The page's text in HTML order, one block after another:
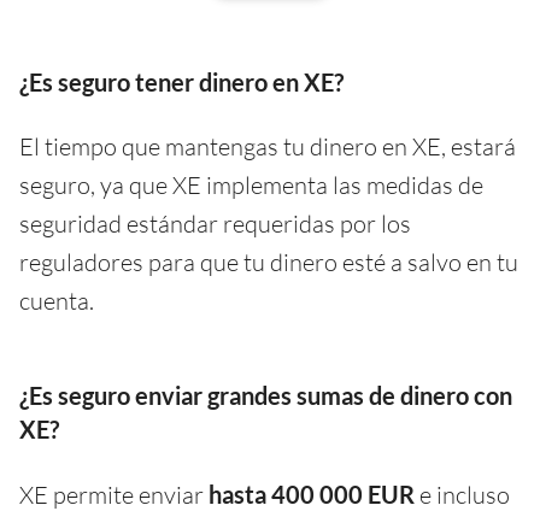
¿Es seguro tener dinero en XE?
El tiempo que mantengas tu dinero en XE, estará
seguro, ya que XE implementa las medidas de
seguridad estándar requeridas por los
reguladores para que tu dinero esté a salvo en tu
cuenta.
¿Es seguro enviar grandes sumas de dinero con
XE?
XE permite enviar hasta 400 000 EUR e incluso